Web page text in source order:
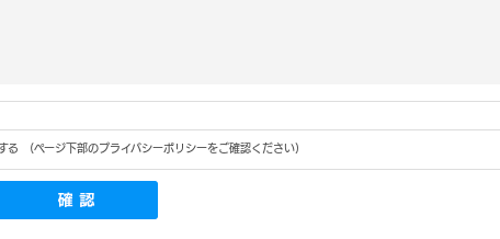
る (ページ下部のプライバシーポリシーをご確認ください)